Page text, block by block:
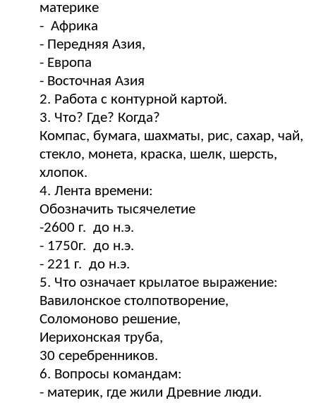
материке
- Африка
- Передняя Азия,
- Европа
- Восточная Азия
2. Работа с контурной картой.
3. Что? Где? Когда?
Компас, бумага, шахматы, рис, сахар, чай,
стекло, монета, краска, шелк, шерсть,
хлопок.
4. Лента времени:
Обозначить тысячелетие
-2600 г. до н.э.
- 1750г. до н.э.
- 221 г. до н.э.
5. Что означает крылатое выражение:
Вавилонское столпотворение,
Соломоново решение,
Иерихонская труба,
30 серебренников.
6. Вопросы командам:
- материк, где жили Древние люди.